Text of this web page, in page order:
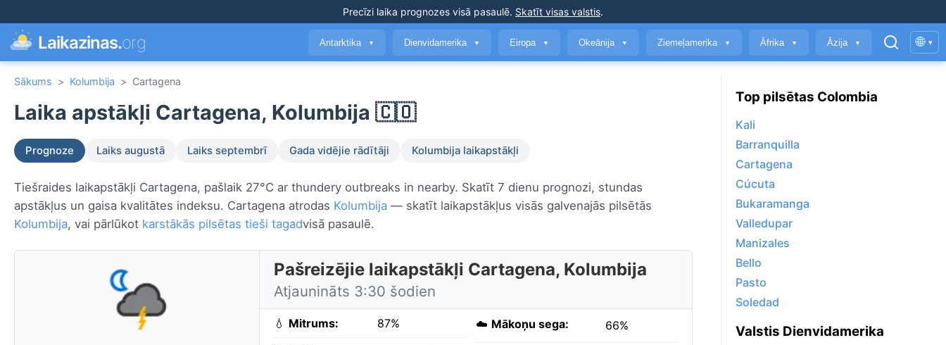
Precīzi laika prognozes visā pasaulē. Skatīt visas valstis.
Laikazinas.org Antarktika ▼ Dienvidamerika ▼ Eiropa ▼ Okeānija ▼ Ziemeļamerika ▼ Āfrika ▼ Āzija ▼ 🌐 ▾
Sākums > Kolumbija > Cartagena
Laika apstākļi Cartagena, Kolumbija 🇨🇴
Prognoze Laiks augustā Laiks septembrī Gada vidējie rādītāji Kolumbija laikapstākļi
Tiešraides laikapstākļi Cartagena, pašlaik 27°C ar thundery outbreaks in nearby. Skatīt 7 dienu prognozi, stundas
apstākļus un gaisa kvalitātes indeksu. Cartagena atrodas Kolumbija — skatīt laikapstākļus visās galvenajās pilsētās
Kolumbija, vai pārlūkot karstākās pilsētas tieši tagadvisā pasaulē.
Pašreizējie laikapstākļi Cartagena, Kolumbija
Atjaunināts 3:30 šodien
💧 Mitrums: 87% ☁️ Mākoņu sega: 66%
Top pilsētas Colombia
Kali
Barranquilla
Cartagena
Cúcuta
Bukaramanga
Valledupar
Manizales
Bello
Pasto
Soledad
Valstis Dienvidamerika